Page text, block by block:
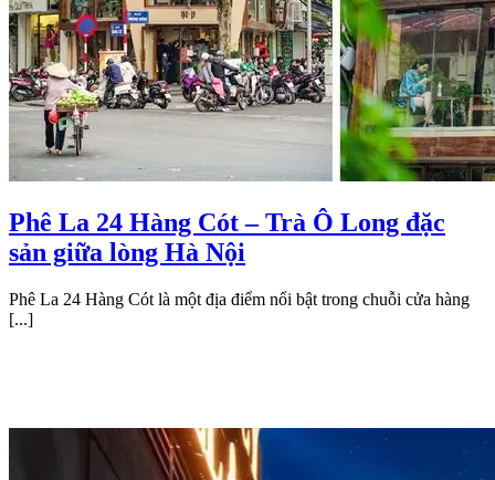
Phê La 24 Hàng Cót – Trà Ô Long đặc
sản giữa lòng Hà Nội
Phê La 24 Hàng Cót là một địa điểm nổi bật trong chuỗi cửa hàng
[...]